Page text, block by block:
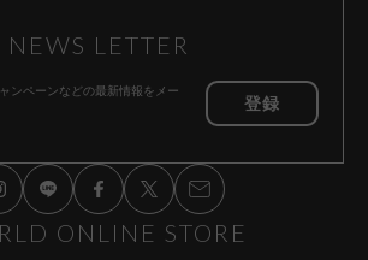
NEWS LETTER
ンペーンなどの最新情報をメー
登録
ONLINE STORE